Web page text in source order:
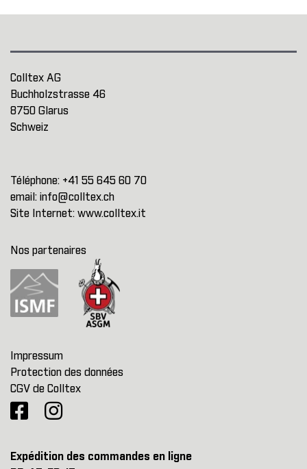
Colltex AG
Buchholzstrasse 46
8750 Glarus
Schweiz
Téléphone: +41 55 645 60 70
email: info@colltex.ch
Site Internet: www.colltex.it
Nos partenaires
Impressum
Protection des données
CGV de Colltex
Expédition des commandes en ligne